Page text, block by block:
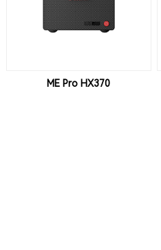
ME Pro HX370